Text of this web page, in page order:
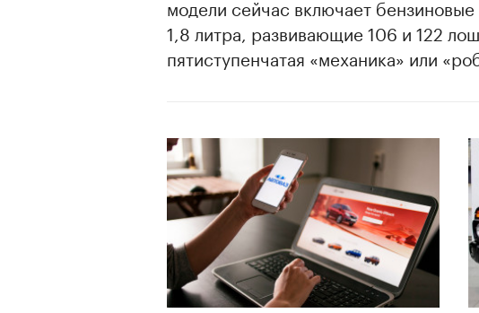
модели сейчас включает
1,8 литра, развивающие 106 и 122
пятиступенчатая «механика» или